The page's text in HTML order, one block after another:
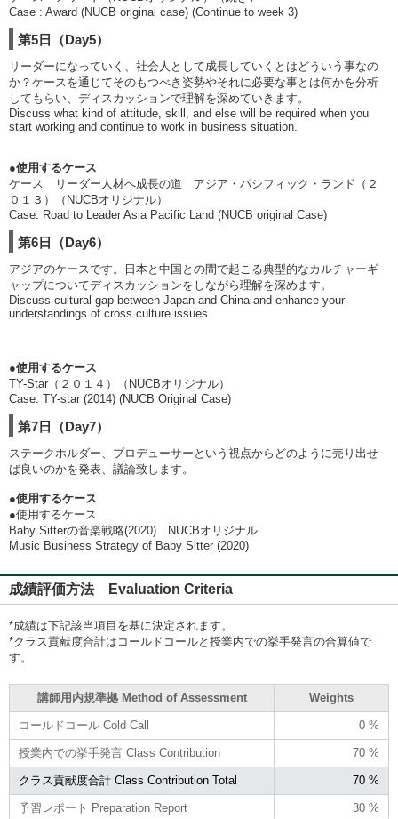
Case : Award (NUCB original case) (Continue to week 3)
第5日（Day5）
リーダーになっていく、社会人として成長していくとはどういう事なの
か？ケースを通じてそのもつべき姿勢やそれに必要な事とは何かを分析
してもらい、ディスカッションで理解を深めていきます。
Discuss what kind of attitude, skill, and else will be required when you
start working and continue to work in business situation.
●使用するケース
ケース リーダー人材へ成長の道 アジア・パシフィック・ランド（２
０１３）（NUCBオリジナル）
Case: Road to Leader Asia Pacific Land (NUCB original Case)
第6日（Day6）
アジアのケースです。日本と中国との間で起こる典型的なカルチャーギ
ャップについてディスカッションをしながら理解を深めます。
Discuss cultural gap between Japan and China and enhance your
understandings of cross culture issues.
●使用するケース
TY-Star（２０１４）（NUCBオリジナル）
Case: TY-star (2014) (NUCB Original Case)
第7日（Day7）
ステークホルダー、プロデューサーという視点からどのように売り出せ
ば良いのかを発表、議論致します。
●使用するケース
●使用するケース
Baby Sitterの音楽戦略(2020) NUCBオリジナル
Music Business Strategy of Baby Sitter (2020)
成績評価方法 Evaluation Criteria
*成績は下記該当項目を基に決定されます。
*クラス貢献度合計はコールドコールと授業内での挙手発言の合算値で
す。
講師用内規準拠 Method of Assessment Weights
コールドコール Cold Call 0 %
授業内での挙手発言 Class Contribution 70 %
クラス貢献度合計 Class Contribution Total 70 %
予習レポート Preparation Report 30 %